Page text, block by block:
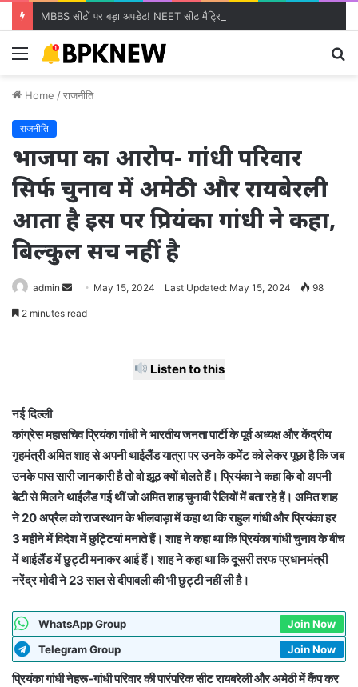
Menu
Home /राजनीति
राजनीति
भाजपा का आरोप- गांधी परिवार
सिर्फ चुनाव में अमेठी और रायबेरली
आता है इस पर प्रियंका गांधी ने कहा,
बिल्कुल सच नहीं है
admin
Send May 15, 2024 Last Updated: May 15, 2024 98
2 minutes read
Listen to this
नई दिल्ली
कांग्रेस महासचिव प्रियंका गांधी ने भारतीय जनता पार्टी के पूर्व अध्यक्ष और केंद्रीय
गृहमंत्री अमित शाह से अपनी थाईलैंड यात्रा पर उनके कमेंट को लेकर पूछा है कि जब
उनके पास सारी जानकारी है तो वो झूठ क्यों बोलते हैं। प्रियंका ने कहा कि वो अपनी
बेटी से मिलने थाईलैंड गई थीं जो अमित शाह चुनावी रैलियों में बता रहे हैं। अमित शाह
ने 20 अप्रैल को राजस्थान के भीलवाड़ा में कहा था कि राहुल गांधी और प्रियंका हर
3 महीने में विदेश में छुट्टियां मनाते हैं। शाह ने कहा था कि प्रियंका गांधी चुनाव के बीच
में थाईलैंड में छुट्टी मनाकर आई हैं। शाह ने कहा था कि दूसरी तरफ प्रधानमंत्री
नरेंद्र मोदी ने 23 साल से दीपावली की भी छुट्टी नहीं ली है।
WhatsApp Group
Join Now
Telegram Group
Join Now
प्रियंका गांधी नेहरू-गांधी परिवार की पारंपरिक सीट रायबरेली और अमेठी में कैंप कर